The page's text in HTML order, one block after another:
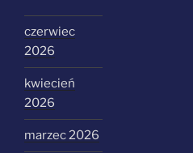
czerwiec
2026
kwiecień
2026
marzec 2026